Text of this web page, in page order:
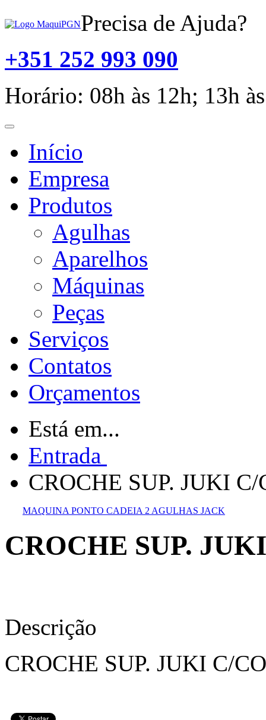
Precisa de Ajuda?
+351 252 993 090
Horário: 08h às 12h; 13h
Toggle
Início
Empresa
Produtos
Agulhas
Aparelhos
Máquinas
Peças
Serviços
Contatos
Orçamentos
Está em...
Entrada
CROCHE SUP. JUKI C/
MAQUINA PONTO CADEIA 2 AGULHAS JACK
CROCHE SUP.
Descrição
CROCHE SUP. JUKI C/